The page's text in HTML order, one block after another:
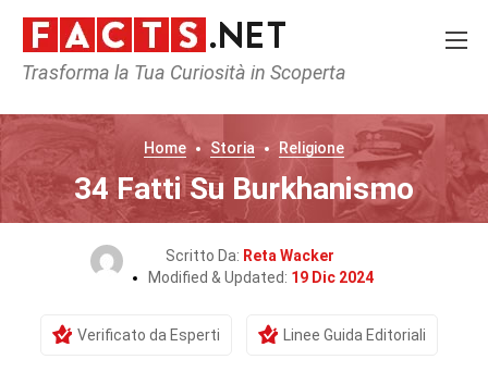
Trasforma la Tua Curiosità in Scoperta
Home Storia Religione
34 Fatti Su Burkhanismo
Scritto Da: Reta Wacker
Modified & Updated: 19 Dic 2024
Verificato da Esperti Linee Guida Editoriali